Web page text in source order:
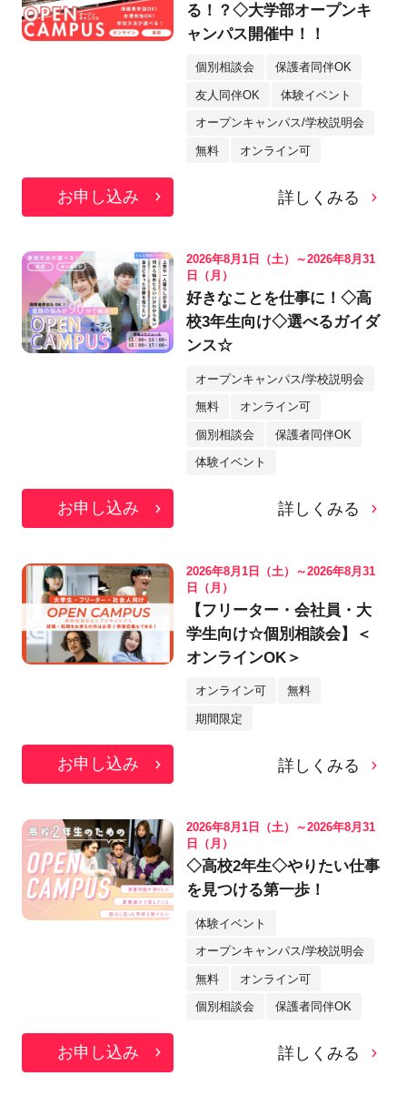
る！？◇大学部オープンキ
ャンパス開催中！！
個別相談会 保護者同伴OK
友人同伴OK 体験イベント
オープンキャンパス/学校説明会
無料 オンライン可
お申し込み 詳しくみる
2026年8月1日（土）～2026年8月31
日（月）
好きなことを仕事に！◇高
校3年生向け◇選べるガイダ
ンス☆
オープンキャンパス/学校説明会
無料 オンライン可
個別相談会 保護者同伴OK
体験イベント
お申し込み 詳しくみる
2026年8月1日（土）～2026年8月31
日（月）
【フリーター・会社員・大
学生向け☆個別相談会】＜
オンラインOK＞
オンライン可 無料
期間限定
お申し込み 詳しくみる
2026年8月1日（土）～2026年8月31
日（月）
◇高校2年生◇やりたい仕事
を見つける第一歩！
体験イベント
オープンキャンパス/学校説明会
無料 オンライン可
個別相談会 保護者同伴OK
お申し込み 詳しくみる